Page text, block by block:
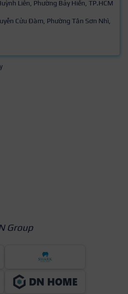
Liên, Phường Bảy Hiền, TP.HCM
Cửu Đàm, Phường Tân Sơn Nhì,
Group